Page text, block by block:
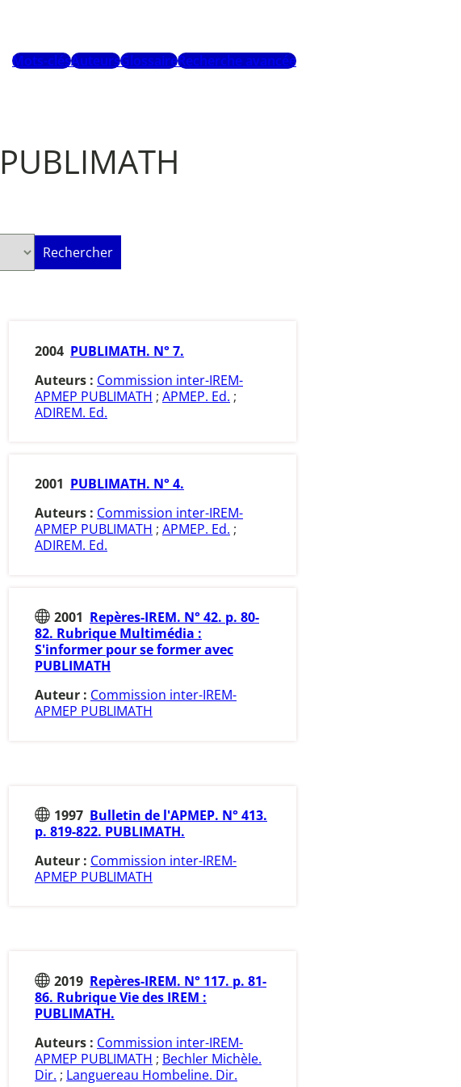
Mots-clésAuteursGlossaireRecherche avancée
Rechercher
2004 PUBLIMATH. N° 7.
Auteurs : Commission inter-IREM-
APMEP PUBLIMATH ; APMEP. Ed. ;
ADIREM. Ed.
2001 PUBLIMATH. N° 4.
Auteurs : Commission inter-IREM-
APMEP PUBLIMATH ; APMEP. Ed. ;
ADIREM. Ed.
2001 Repères-IREM. N° 42. p. 80-
82. Rubrique Multimédia :
S'informer pour se former avec
PUBLIMATH
Auteur : Commission inter-IREM-
APMEP PUBLIMATH
1997 Bulletin de l'APMEP. N° 413.
p. 819-822. PUBLIMATH.
Auteur : Commission inter-IREM-
APMEP PUBLIMATH
2019 Repères-IREM. N° 117. p. 81-
86. Rubrique Vie des IREM :
PUBLIMATH.
Auteurs : Commission inter-IREM-
APMEP PUBLIMATH ; Bechler Michèle.
Dir. ; Languereau Hombeline. Dir.